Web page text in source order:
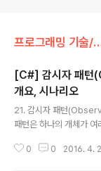
프로그래밍 기술/Escort GoF
[C#] 감시자 패
개요, 시나리오
21. 감시자 패턴
패턴은 하나의 개체가
바뀌게 되었을 때 이를
0 0 2016. 4.